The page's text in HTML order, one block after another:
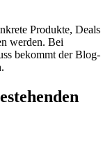
Produkte, Deals
werden. Bei
bekommt der Blog-